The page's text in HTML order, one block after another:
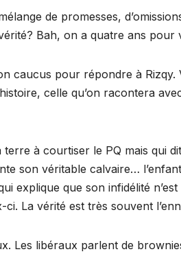
de promesses,
Bah, on a quatre ans pour
caucus pour répondre à Rizqy.
celle qu’on racontera
à courtiser le PQ mais qui
son véritable calvaire…
explique que son infidélité
La vérité est très souvent
Les libéraux parlent de